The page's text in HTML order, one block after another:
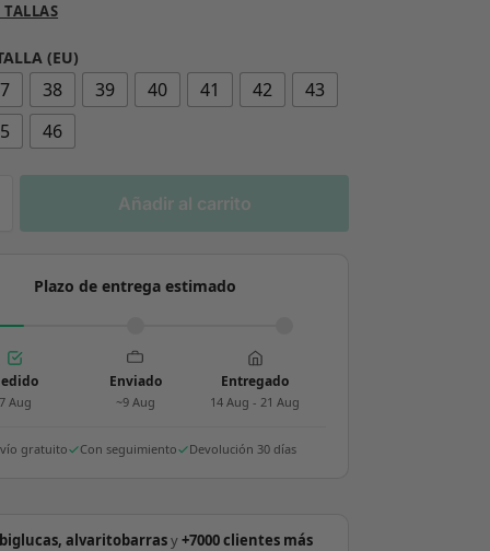
(EU)
38 39 40 41 42
43
46
Añadir al carrito
Plazo de entrega estimado
Aug
Enviado
~9 Aug
Entregado
14 Aug - 21 Aug
gratuito Con seguimiento Devolución 30 días
biglucas, alvaritobarrasy+7000 clientes más